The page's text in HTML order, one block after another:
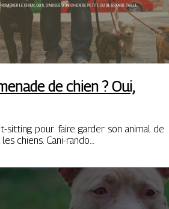
de chien ? Oui,
sitting pour faire garder son animal de
chiens. Cani-rando…